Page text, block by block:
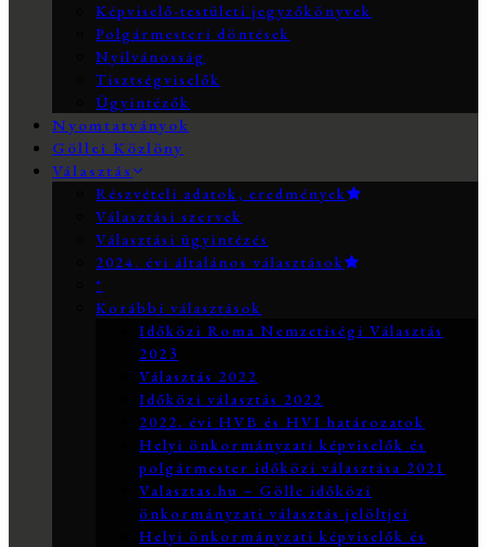
Képviselő-testületi jegyzőkönyvek
Polgármesteri döntések
Nyilvánosság
Tisztségviselők
Ügyintézők
Nyomtatványok
Göllei Közlöny
Választás
Részvételi adatok, eredmények
Választási szervek
Választási ügyintézés
2024. évi általános választások
*
Korábbi választások
Időközi Roma Nemzetiségi Választás
2023
Választás 2022
Időközi választás 2022
2022. évi HVB és HVI határozatok
Helyi önkormányzati képviselők és
polgármester időközi választása 2021
Valasztas.hu – Gölle időközi
önkormányzati választás jelöltjei
Helyi önkormányzati képviselők és